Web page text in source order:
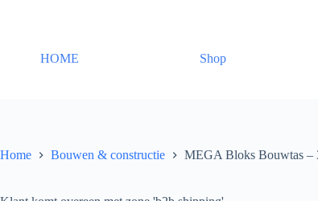
HOME Shop
Home Bouwen & constructie MEGA Bloks Bouwtas –